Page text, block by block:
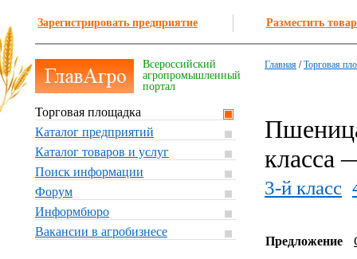
Зарегистрировать предприятие Разместить
Всероссийский
агропромышленный
портал
Торговая площадка
Каталог предприятий
Каталог товаров и услуг
Поиск информации
Форум
Информбюро
Вакансии в агробизнесе
Главная /Торговая
класса
3-й класс
Предложение